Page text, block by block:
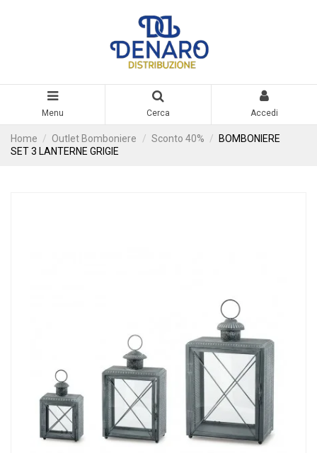
Menu Cerca Accedi
Home Outlet Bomboniere Sconto 40%
BOMBONIERE
SET 3 LANTERNE GRIGIE